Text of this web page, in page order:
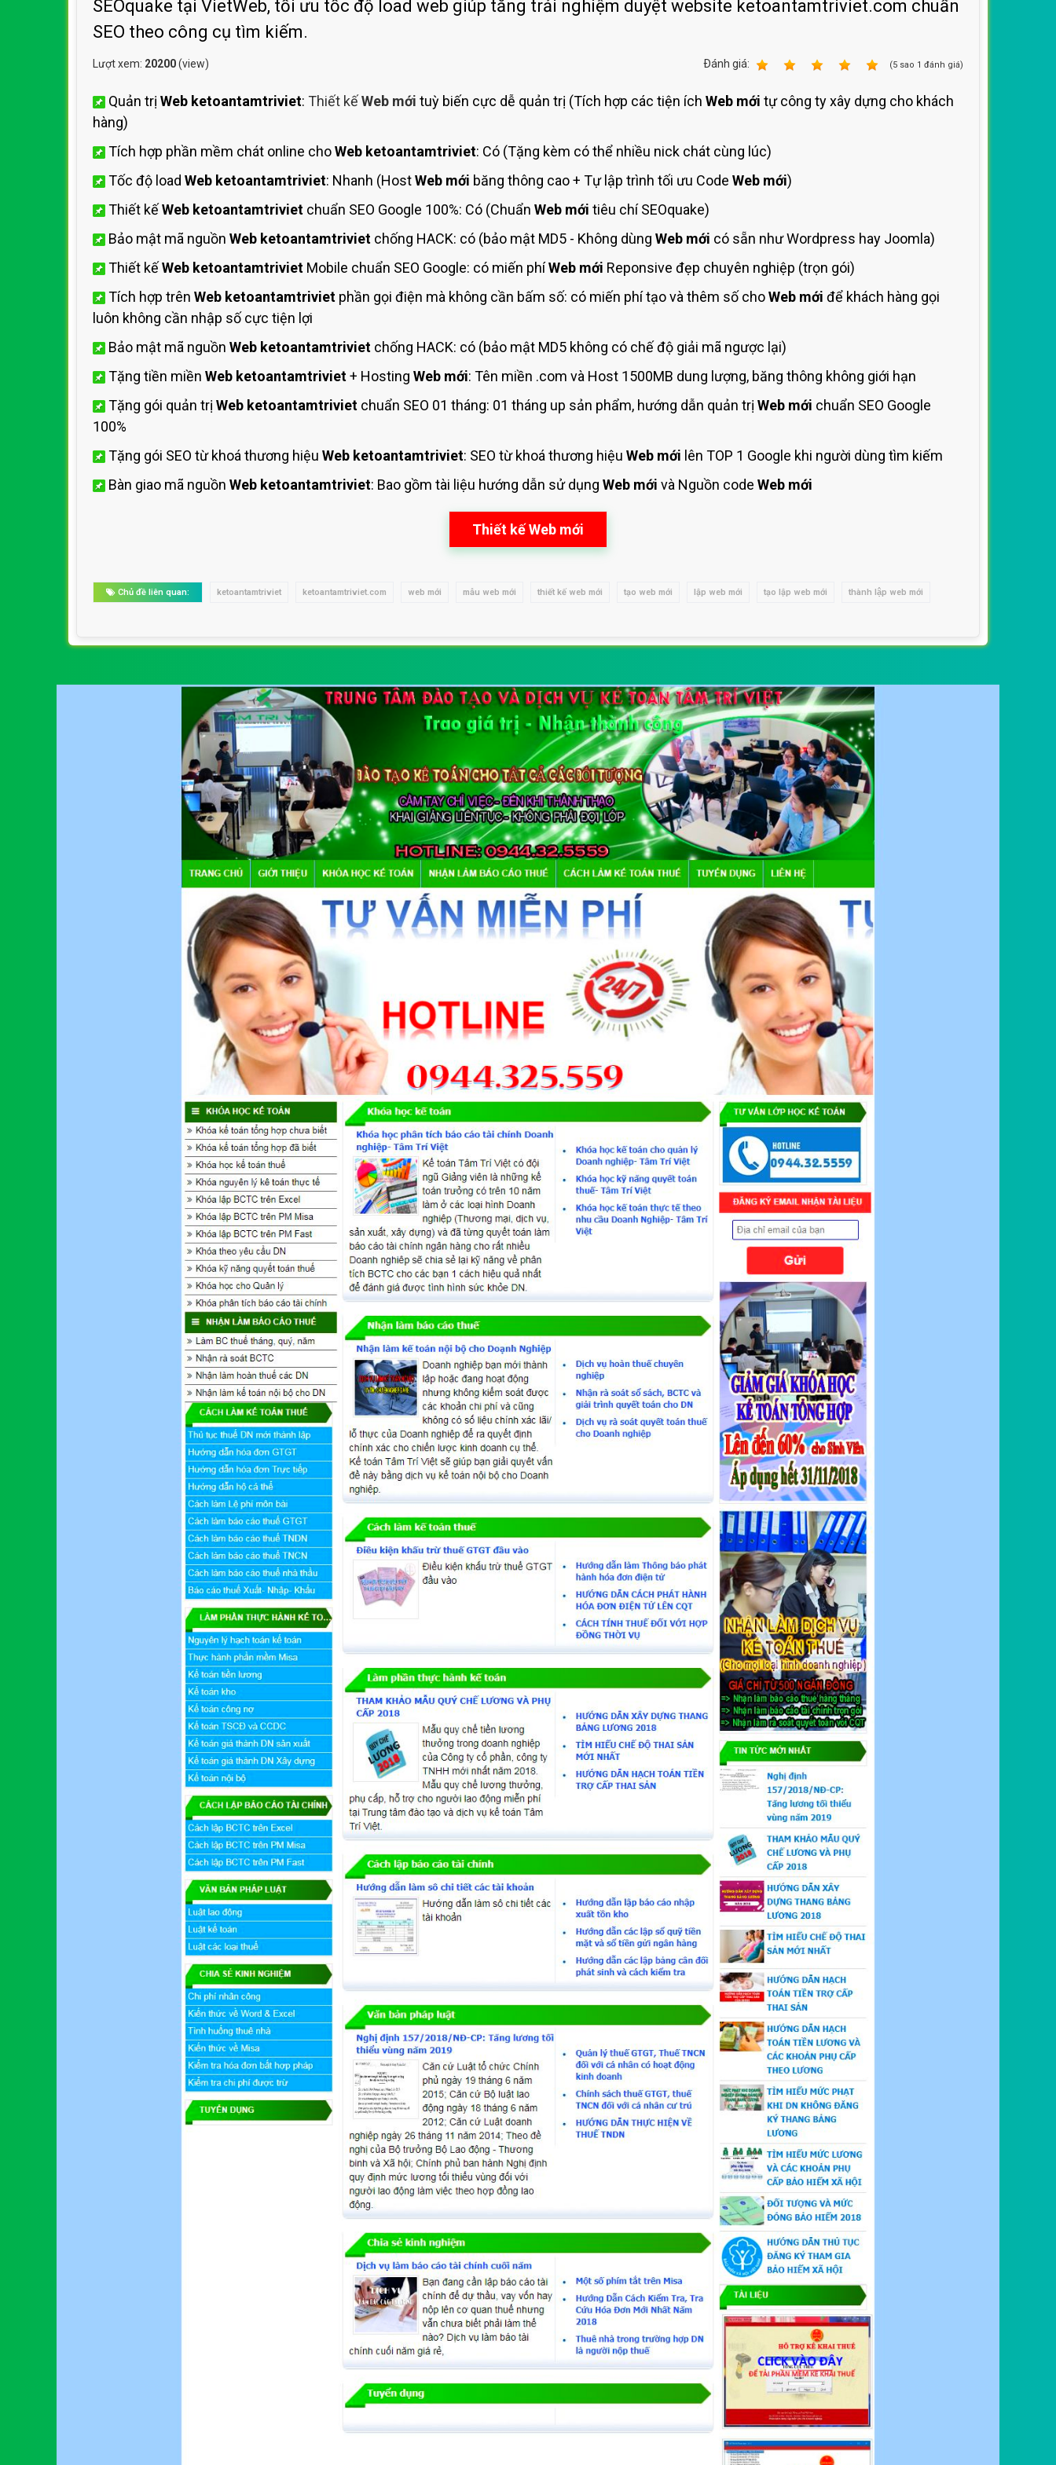
Bảng giá SEO Website
SEOquake tại VietWeb, tối ưu tốc độ load web giúp tăng trải nghiệm duyệt website ketoantamtriviet.com chuẩn
SEO theo công cụ tìm kiếm.
Lượt xem: 20200(view) Ðánh giá: (5 sao 1 đánh giá)
Quản trị Web ketoantamtriviet: Thiết kếWeb mới tuỳ biến cực dễ quản trị (Tích hợp các tiện ích Web mới tự công ty xây dựng cho khách
hàng)
Tích hợp phần mềm chát online choWeb ketoantamtriviet: Có (Tặng kèm có thể nhiều nick chát cùng lúc)
Tốc độ load Web ketoantamtriviet: Nhanh (HostWeb mới băng thông cao + Tự lập trình tối ưu Code Web mới)
Thiết kếWeb ketoantamtriviet chuẩn SEO Google 100%: Có (Chuẩn Web mới tiêu chí SEOquake)
Bảo mật mã nguồn Web ketoantamtriviet chống HACK: có (bảo mật MD5 - Không dùng Web mới có sẵn như Wordpress hay Joomla)
Thiết kếWeb ketoantamtriviet Mobile chuẩn SEO Google: có miến phíWeb mới Reponsive đẹp chuyên nghiệp (trọn gói)
Tích hợp trên Web ketoantamtriviet phần gọi điện mà không cần bấm số: có miến phí tạo và thêm số choWeb mới để khách hàng gọi
luôn không cần nhập số cực tiện lợi
Bảo mật mã nguồn Web ketoantamtriviet chống HACK: có (bảo mật MD5 không có chế độ giải mã ngược lại)
Tặng tiền miền Web ketoantamtriviet+ Hosting Web mới: Tên miền .com và Host 1500MB dung lượng, băng thông không giới hạn
Tặng gói quản trị Web ketoantamtriviet chuẩn SEO 01 tháng: 01 tháng up sản phẩm, hướng dẫn quản trị Web mới chuẩn SEO Google
100%
Tặng gói SEO từ khoá thương hiệu Web ketoantamtriviet: SEO từ khoá thương hiệu Web mới lên TOP 1 Google khi người dùng tìm kiếm
Bàn giao mã nguồn Web ketoantamtriviet: Bao gồm tài liệu hướng dẫn sử dụng Web mới và Nguồn code Web mới
Thiết kế Web mới
Chủ đề liên quan: ketoantamtriviet ketoantamtriviet.com web mới mẫu web mới thiết kế web mới tạo web mới lập web mới tạo lập web mới thành lập web mới